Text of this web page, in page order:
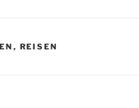
, REISEN